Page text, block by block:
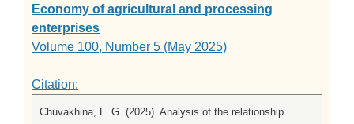
Economy of agricultural and processing
enterprises
Volume 100, Number 5 (May 2025)
Citation:
Chuvakhina, L. G. (2025). Analysis of the relationship